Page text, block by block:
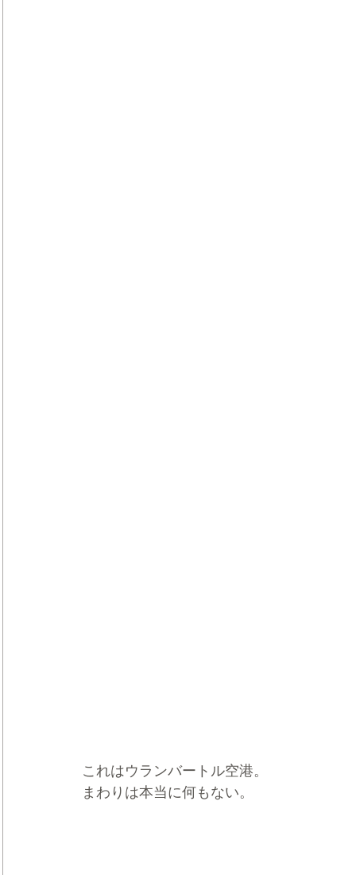
これはウランバートル空港。
まわりは本当に何もない。